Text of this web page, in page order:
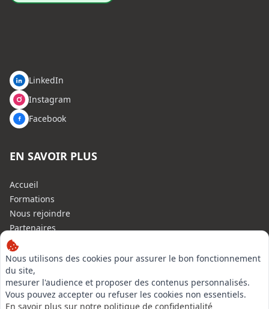
Nous utilisons des cookies pour assurer le bon fonctionnement
du site,
mesurer l'audience et proposer des contenus personnalisés.
Vous pouvez accepter ou refuser les cookies non essentiels.
En savoir plus sur notre politique de confidentialité
LinkedIn
Instagram
Facebook
EN SAVOIR PLUS
Accueil
Formations
Nous rejoindre
Partenaires
Autres missions
Le C.N.E.
Membre IVSC
Logiciel
L’Expert